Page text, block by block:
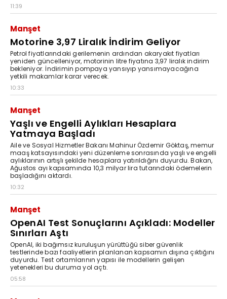
11:39
Manşet
Motorine 3,97 Liralık İndirim Geliyor
Petrol fiyatlarındaki gerilemenin ardından akaryakıt fiyatları
yeniden güncelleniyor, motorinin litre fiyatına 3,97 liralık indirim
bekleniyor. İndirimin pompaya yansıyıp yansımayacağına
yetkili makamlar karar verecek.
10:33
Manşet
Yaşlı ve Engelli Aylıkları Hesaplara
Yatmaya Başladı
Aile ve Sosyal Hizmetler Bakanı Mahinur Özdemir Göktaş, memur
maaş katsayısındaki yeni düzenleme sonrasında yaşlı ve engelli
aylıklarının artışlı şekilde hesaplara yatırıldığını duyurdu. Bakan,
Ağustos ayı kapsamında 10,3 milyar lira tutarındaki ödemelerin
başladığını aktardı.
10:32
Manşet
OpenAI Test Sonuçlarını Açıkladı: Modeller
Sınırları Aştı
OpenAI, iki bağımsız kuruluşun yürüttüğü siber güvenlik
testlerinde bazı faaliyetlerin planlanan kapsamın dışına çıktığını
duyurdu. Test ortamlarının yapısı ile modellerin gelişen
yetenekleri bu duruma yol açtı.
05:58